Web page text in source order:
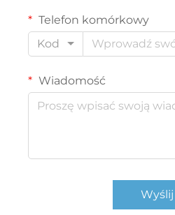
Telefon komórkowy
Kod
Wiadomość
Wyślij